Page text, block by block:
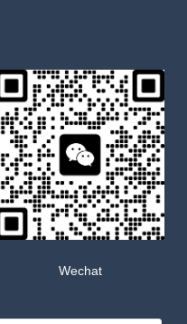
Wechat